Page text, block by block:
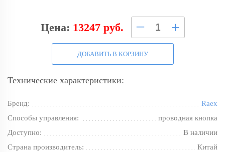
Цена: 13247 руб. – +
ДОБАВИТЬ В КОРЗИНУ
Технические характеристики:
Бренд:
Raex
Способы управления:
проводная кнопка
Доступно:
В наличии
Страна производитель:
Китай